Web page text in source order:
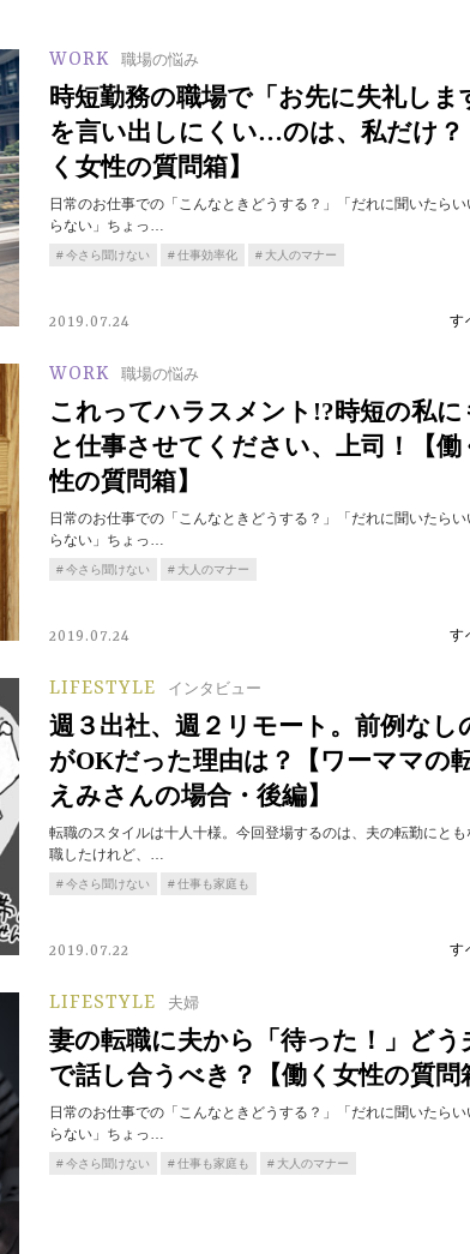
WORK 職場の悩み
時短勤務の職場で「お先に失礼しま
を言い出しにくい…のは、私だけ？
く女性の質問箱】
日常のお仕事での「こんなときどうする？」「だれに聞いたら
らない」ちょっ…
今さら聞けない 仕事効率化 大人のマナー
2019.07.24 す
WORK 職場の悩み
これってハラスメント!?時短の私に
と仕事させてください、上司！【働
性の質問箱】
日常のお仕事での「こんなときどうする？」「だれに聞いたら
らない」ちょっ…
今さら聞けない 大人のマナー
2019.07.24 す
LIFESTYLE インタビュー
週３出社、週２リモート。前例なし
がOKだった理由は？【ワーママの
えみさんの場合・後編】
転職のスタイルは十人十様。今回登場するのは、夫の転勤にとも
職したけれど、…
今さら聞けない 仕事も家庭も
2019.07.22 す
LIFESTYLE 夫婦
妻の転職に夫から「待った！」どう
で話し合うべき？【働く女性の質問
日常のお仕事での「こんなときどうする？」「だれに聞いたら
らない」ちょっ…
今さら聞けない 仕事も家庭も 大人のマナー